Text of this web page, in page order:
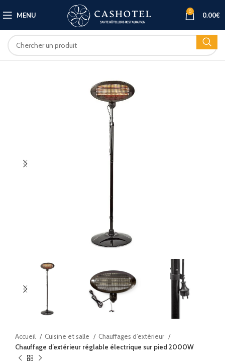
MENU 0 0.00€
Accueil Cuisine et salle
Chauffages d’extérieur
Chauffage d’extérieur réglable électrique sur pied 2000W